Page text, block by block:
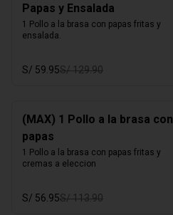
Papas y Ensalada
1 Pollo a la brasa con papas fritas y
ensalada.
S/ 59.95S/ 129.90
(MAX) 1 Pollo a la brasa con
papas
1 Pollo a la brasa con papas fritas y
cremas a eleccion
S/ 56.95S/ 113.90